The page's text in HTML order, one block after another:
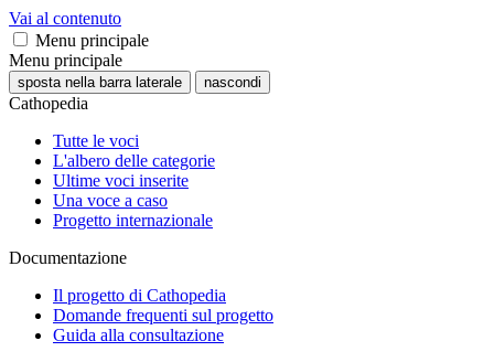
Vai al contenuto
Menu principale
Menu principale
sposta nella barra laterale nascondi
Cathopedia
Tutte le voci
L'albero delle categorie
Ultime voci inserite
Una voce a caso
Progetto internazionale
Documentazione
Il progetto di Cathopedia
Domande frequenti sul progetto
Guida alla consultazione